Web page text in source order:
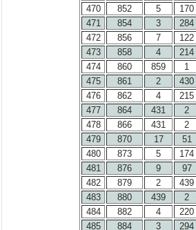
470
852 5 170
471
854 3 284
472
856 7 122
473
858 4 214
474
860 859 1
475
861 2 430
476
862 4 215
477
864 431 2
478
866 431 2
479
870 17 51
480
873 5 174
481
876 9 97
482
879 2 439
483
880 439 2
484
882 4 220
485
884 3 294